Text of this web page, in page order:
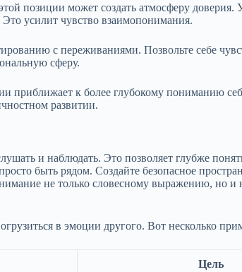
позиции может создать атмосферу доверия.
усилит чувство взаимопонимания.
с переживаниями. Позвольте себе
сферу.
приближает к более глубокому пониманию
развитии.
и наблюдать. Это позволяет глубже
быть рядом. Создайте безопасное
не только словесному выражению, но и
в эмоции другого. Вот несколько
Цель